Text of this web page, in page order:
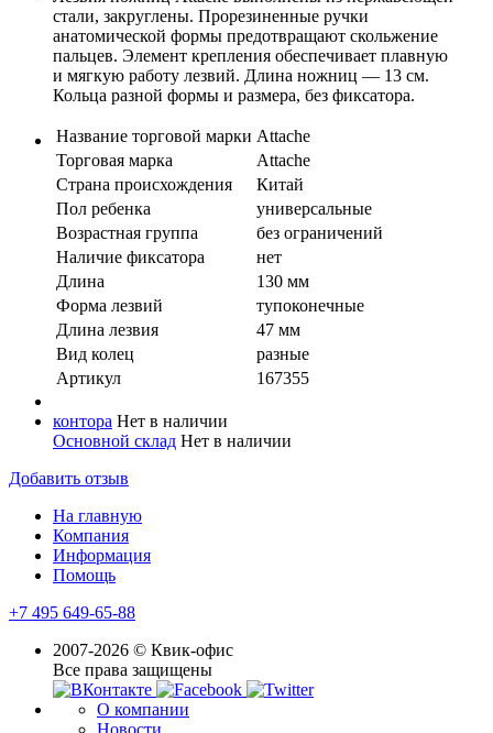
стали, закруглены. Прорезиненные ручки
анатомической формы предотвращают скольжение
пальцев. Элемент крепления обеспечивает плавную
и мягкую работу лезвий. Длина ножниц — 13 см.
Кольца разной формы и размера, без фиксатора.
Название торговой марки Attache
Торговая марка
Attache
Страна происхождения
Китай
Пол ребенка
универсальные
Возрастная группа
без ограничений
Наличие фиксатора
нет
Длина
130 мм
Форма лезвий
тупоконечные
Длина лезвия
47 мм
Вид колец
разные
Артикул
167355
контора Нет в наличии
Основной склад Нет в наличии
Добавить отзыв
На главную
Компания
Информация
Помощь
+7 495 649-65-88
2007-2026 © Квик-офис
Все права защищены
О компании